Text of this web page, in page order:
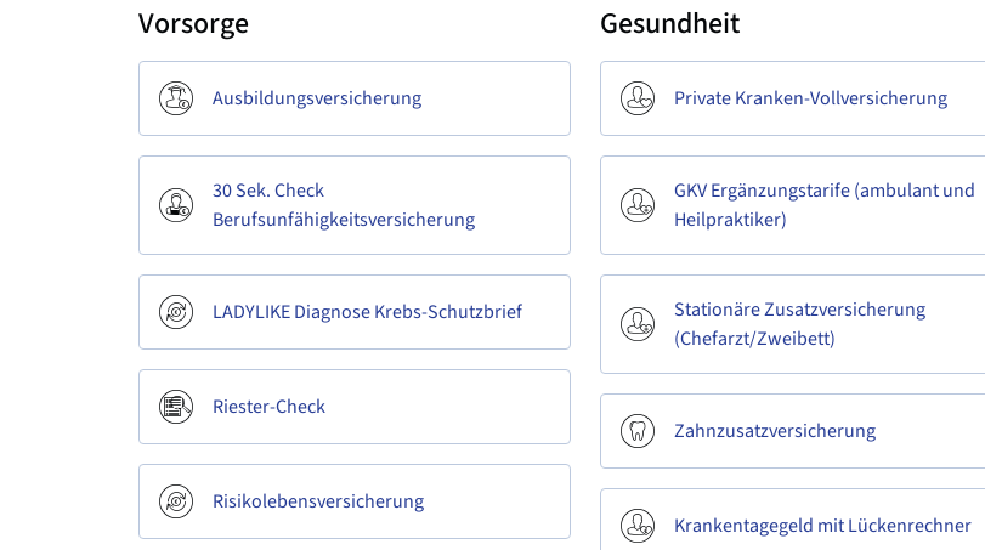
Vorsorge
Ausbildungsversicherung
30 Sek. Check
Berufsunfähigkeitsversicherung
LADYLIKE Diagnose Krebs-Schutzbrief
Riester-Check
Risikolebensversicherung
Gesundheit
Private Kranken-Vollversicherung
GKV Ergänzungstarife (ambulant und
Heilpraktiker)
Stationäre Zusatzversicherung
(Chefarzt/Zweibett)
Zahnzusatzversicherung
Krankentagegeld mit Lückenrechner